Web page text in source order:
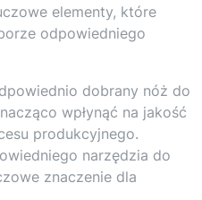
elementy, które
odpowiedniego
dobrany nóż do
wpłynąć na jakość
produkcyjnego.
narzędzia do
znaczenie dla